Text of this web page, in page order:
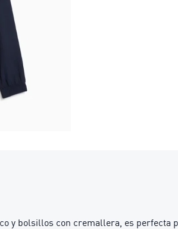
y bolsillos con cremallera, es perfecta